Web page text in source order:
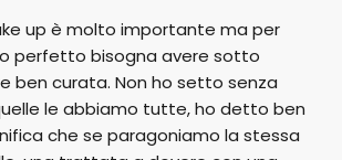
up è molto importante ma per
perfetto bisogna avere sotto
ben curata. Non ho setto senza
le abbiamo tutte, ho detto ben
che se paragoniamo la stessa